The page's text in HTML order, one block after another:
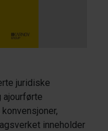
juridiske
ajourførte
inneholder